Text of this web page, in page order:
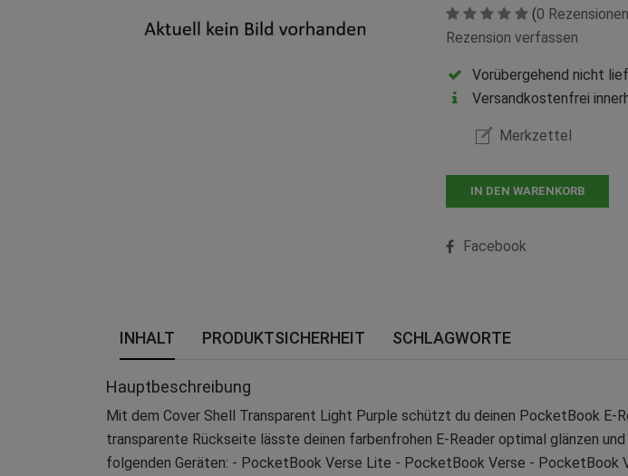
(0 Rezensionen
Rezension verfassen
Vorübergehend nicht
Versandkostenfrei
Merkzettel
IN DEN WARENKORB
Facebook
INHALT PRODUKTSICHERHEIT SCHLAGWORTE
Hauptbeschreibung
Mit dem Cover Shell Transparent Light Purple schützt du deinen PocketBook E-
transparente Rückseite lässte deinen farbenfrohen E-Reader optimal glänzen
folgenden Geräten: - PocketBook Verse Lite - PocketBook Verse - PocketBook